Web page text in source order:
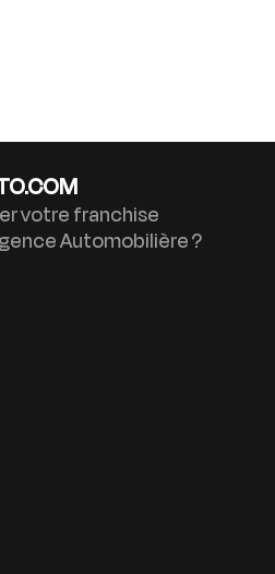
votre franchise
Automobilière ?